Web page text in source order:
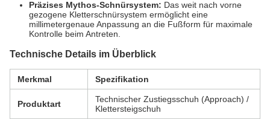
Präzises Mythos-Schnürsystem: Das weit nach vorne
gezogene Kletterschnürsystem ermöglicht eine
millimetergenaue Anpassung an die Fußform für maximale
Kontrolle beim Antreten.
Technische Details im Überblick
Merkmal Spezifikation
Produktart
Technischer Zustiegsschuh (Approach) /
Klettersteigschuh